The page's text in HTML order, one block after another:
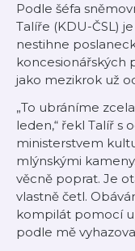
Podle šéfa
Talíře (KDU-ČSL)
nestihne
koncesionářských
jako mezikrok už
„To ubráníme
leden,“ řekl Talíř s
ministerstvem
mlýnskými
věcně poprat. Je
vlastně četl.
kompilát pomocí
podle mě